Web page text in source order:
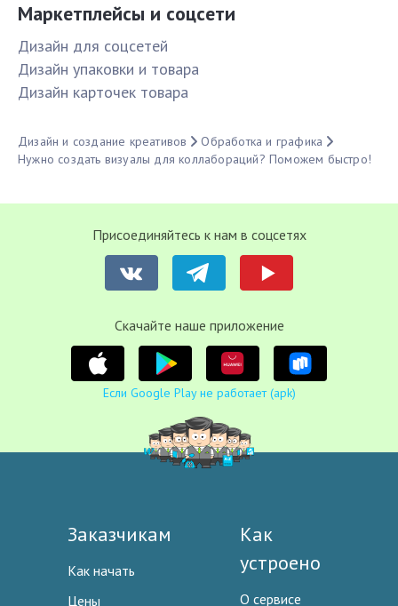
Маркетплейсы и соцсети
Дизайн для соцсетей
Дизайн упаковки и товара
Дизайн карточек товара
Дизайн и создание креативов
Обработка и графика
Нужно создать визуалы для коллабораций? Поможем быстро!
Присоединяйтесь к нам в соцсетях
Cкачайте наше приложение
Если Google Play не работает (apk)
Заказчикам
Как начать
Цены
Как
устроено
О сервисе